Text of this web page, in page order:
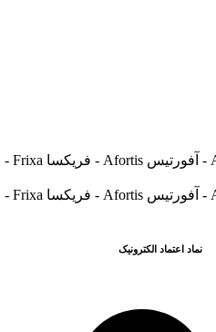
نماد اعتماد الکترونیک